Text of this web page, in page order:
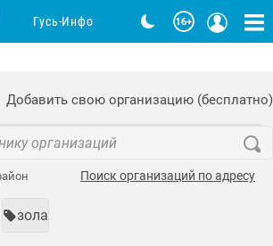
Добавить свою организацию (бесплатно)
Поиск организаций по адресу
зола
Гусь-Инфо